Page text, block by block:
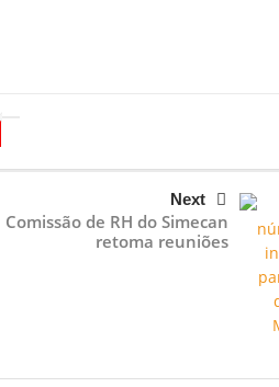
Next
Comissão de RH do Simecan
retoma reuniões